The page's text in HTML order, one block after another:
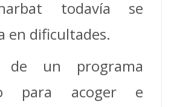
todavía se
en dificultades.
un programa
para acoger e